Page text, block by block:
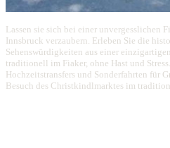
Lassen sie sich bei einer unvergesslichen
Innsbruck verzaubern. Erleben Sie die
Sehenswürdigkeiten aus einer
traditionell im Fiaker, ohne Hast und
Hochzeitstransfers und Sonderfahrten für
Besuch des Christkindlmarktes im